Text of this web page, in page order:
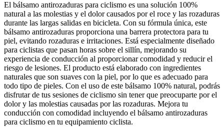
El bálsamo antirozaduras para ciclismo es una solución 100%
natural a las molestias y el dolor causados por el roce y las rozaduras
durante las largas salidas en bicicleta. Con su fórmula única, este
bálsamo antirozaduras proporciona una barrera protectora para tu
piel, evitando rozaduras e irritaciones. Está especialmente diseñado
para ciclistas que pasan horas sobre el sillín, mejorando su
experiencia de conducción al proporcionar comodidad y reducir el
riesgo de lesiones. El producto está elaborado con ingredientes
naturales que son suaves con la piel, por lo que es adecuado para
todo tipo de pieles. Con el uso de este bálsamo 100% natural, podrás
disfrutar de tus sesiones de ciclismo sin tener que preocuparte por el
dolor y las molestias causadas por las rozaduras. Mejora tu
conducción con comodidad incluyendo el bálsamo antirozaduras
para ciclismo en tu equipamiento ciclista.